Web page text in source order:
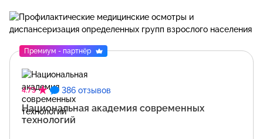
4.73 386 отзывов
Национальная академия современных
технологий
Премиум - партнёр